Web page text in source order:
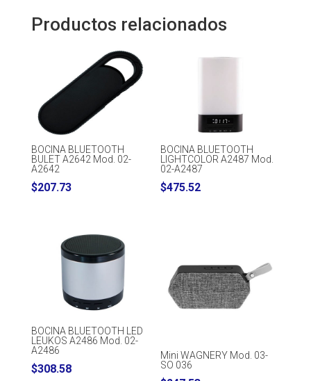
Productos relacionados
BOCINA BLUETOOTH
BULET A2642 Mod. 02-
A2642
$207.73
BOCINA BLUETOOTH
LIGHTCOLOR A2487 Mod.
02-A2487
$475.52
BOCINA BLUETOOTH LED
LEUKOS A2486 Mod. 02-
A2486
$308.58
Mini WAGNERY Mod. 03-
SO 036